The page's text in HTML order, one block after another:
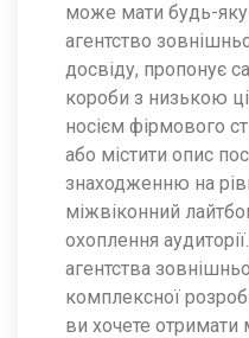
може мати будь-
агентство
досвіду, пропонує
короби з низькою
носієм фірмового
або містити опис
знаходженню на
міжвіконний
охоплення
агентства
комплексної
ви хочете отримати